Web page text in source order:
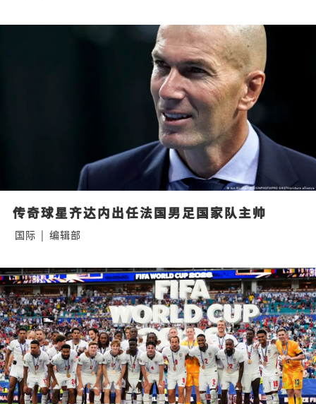
传奇球星齐达内出任法国男足国家队主帅
国际 | 编辑部